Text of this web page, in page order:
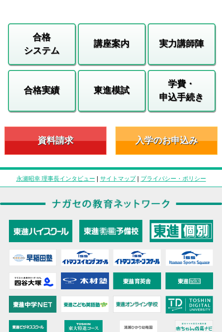
合格
システム
講座案内 実力講師陣
合格実績 東進模試
学費・
申込手続き
資料請求 入学のお申込み
永瀬昭幸 理事長インタビュー | サイトマップ| プライバシー・ポリシー